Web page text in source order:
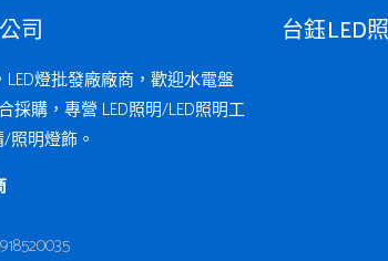
司
LED燈批發廠廠商，歡迎水電盤
採購，專營 LED照明/LED照明工
明燈飾。
台鈺LED